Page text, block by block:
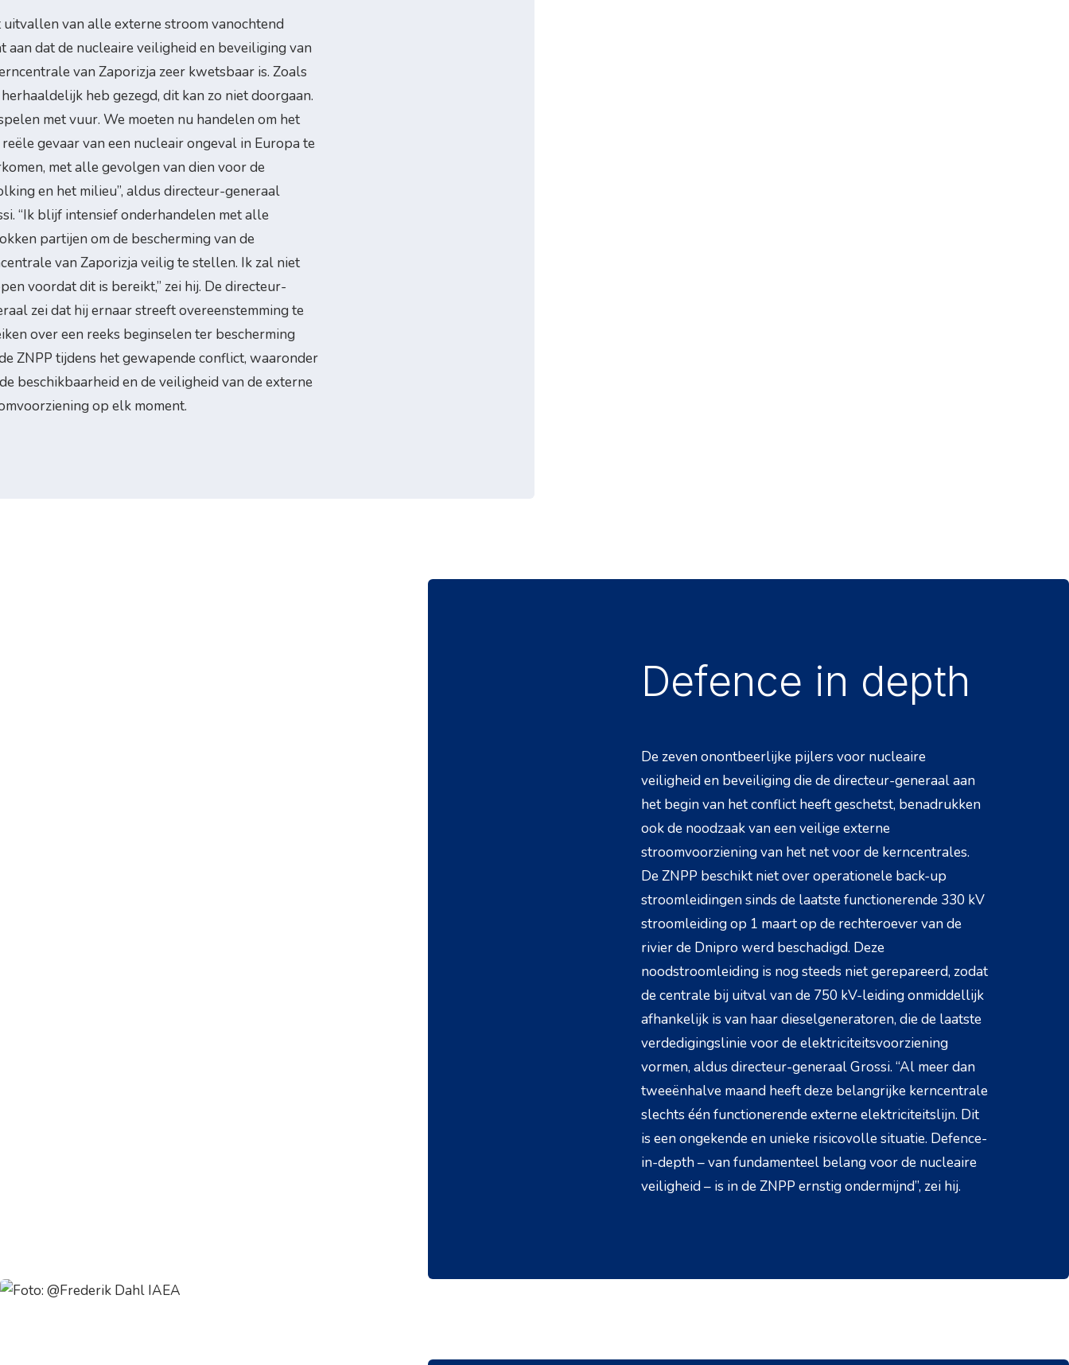
uitvallen van alle externe stroom vanochtend
aan dat de nucleaire veiligheid en beveiliging van
van Zaporizja zeer kwetsbaar is. Zoals
heb gezegd, dit kan zo niet doorgaan.
met vuur. We moeten nu handelen om het
reële gevaar van een nucleair ongeval in Europa te
met alle gevolgen van dien voor de
en het milieu”, aldus directeur-generaal
“Ik blijf intensief onderhandelen met alle
partijen om de bescherming van de
van Zaporizja veilig te stellen. Ik zal niet
voordat dit is bereikt,” zei hij. De directeur-
zei dat hij ernaar streeft overeenstemming te
over een reeks beginselen ter bescherming
ZNPP tijdens het gewapende conflict, waaronder
beschikbaarheid en de veiligheid van de externe
op elk moment.
Defence in depth
De zeven onontbeerlijke pijlers voor nucleaire
veiligheid en beveiliging die de directeur-generaal aan
het begin van het conflict heeft geschetst, benadrukken
ook de noodzaak van een veilige externe
stroomvoorziening van het net voor de kerncentrales.
De ZNPP beschikt niet over operationele back-up
stroomleidingen sinds de laatste functionerende 330 kV
stroomleiding op 1 maart op de rechteroever van de
rivier de Dnipro werd beschadigd. Deze
noodstroomleiding is nog steeds niet gerepareerd, zodat
de centrale bij uitval van de 750 kV-leiding onmiddellijk
afhankelijk is van haar dieselgeneratoren, die de laatste
verdedigingslinie voor de elektriciteitsvoorziening
vormen, aldus directeur-generaal Grossi. “Al meer dan
tweeënhalve maand heeft deze belangrijke kerncentrale
slechts één functionerende externe elektriciteitslijn. Dit
is een ongekende en unieke risicovolle situatie. Defence-
in-depth – van fundamenteel belang voor de nucleaire
veiligheid – is in de ZNPP ernstig ondermijnd”, zei hij.